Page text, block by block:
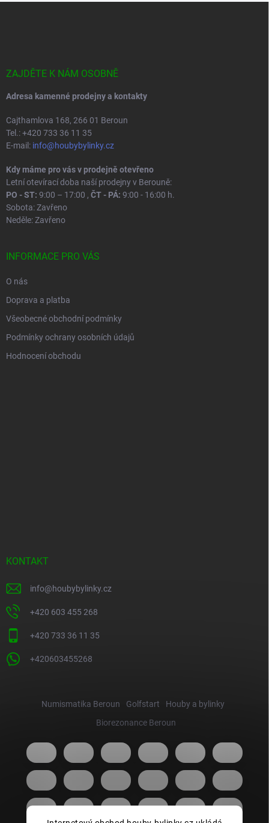
ZAJDĚTE K NÁM OSOBNĚ
Adresa kamenné prodejny a kontakty
Cajthamlova 168, 266 01 Beroun
Tel.: +420 733 36 11 35
E-mail: info@houbybylinky.cz
Kdy máme pro vás v prodejně otevřeno
Letní otevírací doba naší prodejny v Berouně:
PO - ST: 9:00 – 17:00 , ČT - PÁ: 9:00 - 16:00 h.
Sobota: Zavřeno
Neděle: Zavřeno
INFORMACE PRO VÁS
O nás
Doprava a platba
Všeobecné obchodní podmínky
Podmínky ochrany osobních údajů
Hodnocení obchodu
KONTAKT
info@houbybylinky.cz
+420 603 455 268
+420 733 36 11 35
+420603455268
Numismatika Beroun Golfstart
Houby a bylinky
Biorezonance Beroun